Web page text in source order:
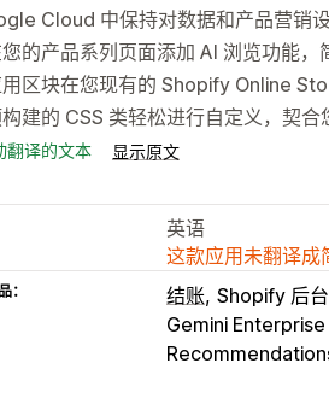
Cloud 中保持对数据和产品营销
的产品系列页面添加 AI 浏览功能，
区块在您现有的 Shopify Online
建的 CSS 类轻松进行自定义，契合
翻译的文本 显示原文
英语
这款应用未翻译成
： 结账 Shopify 后台
Gemini